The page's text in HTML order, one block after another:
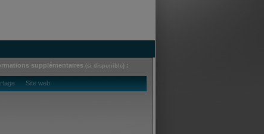
supplémentaires (si disponible) :
Site web